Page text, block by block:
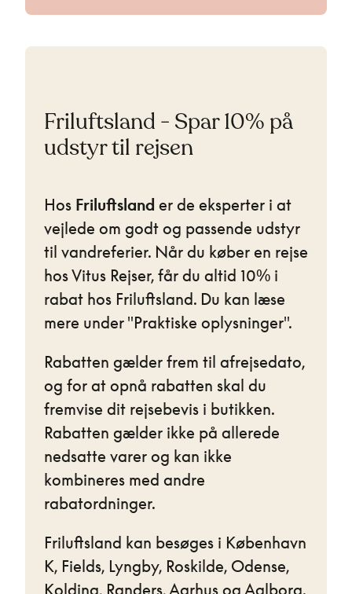
Friluftsland - Spar 10% på
udstyr til rejsen
Hos Friluftsland er de eksperter i at
vejlede om godt og passende udstyr
til vandreferier. Når du køber en rejse
hos Vitus Rejser, får du altid 10% i
rabat hos Friluftsland. Du kan læse
mere under "Praktiske oplysninger".
Rabatten gælder frem til afrejsedato,
og for at opnå rabatten skal du
fremvise dit rejsebevis i butikken.
Rabatten gælder ikke på allerede
nedsatte varer og kan ikke
kombineres med andre
rabatordninger.
Friluftsland kan besøges i København
K, Fields, Lyngby, Roskilde, Odense,
Kolding, Randers, Aarhus og Aalborg.